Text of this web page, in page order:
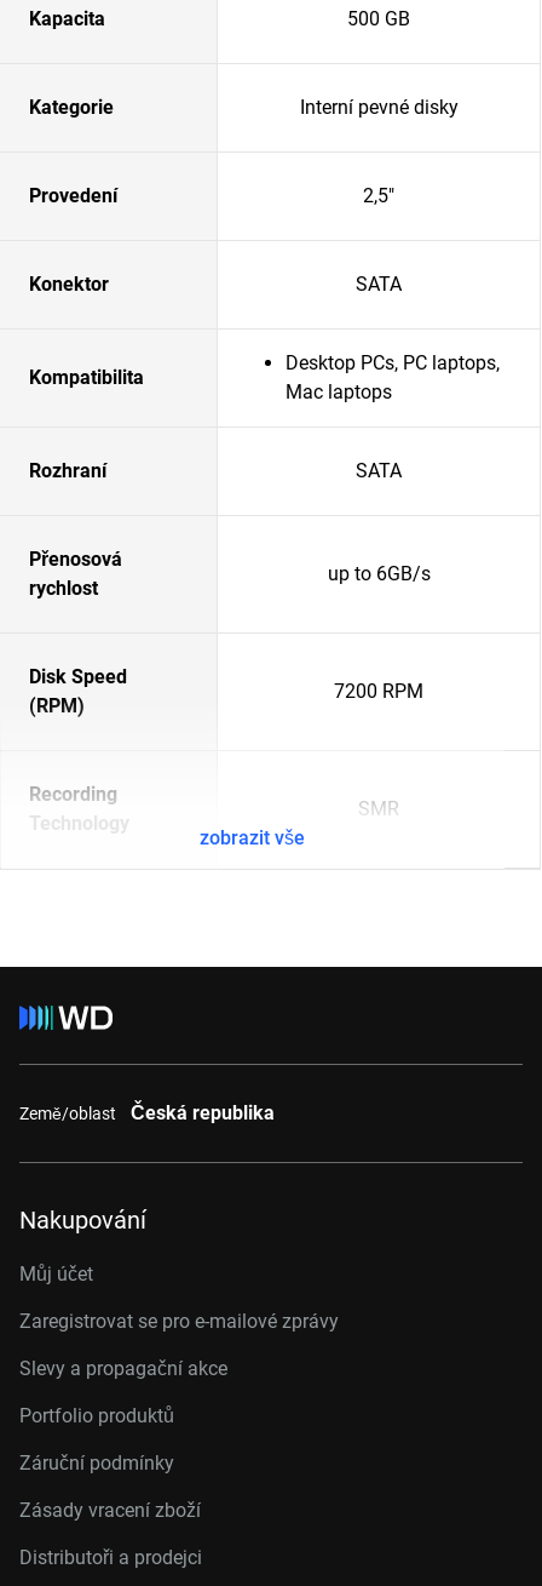
Kapacita 500 GB
Kategorie Interní pevné disky
Provedení 2,5"
Konektor SATA
Kompatibilita
Desktop PCs, PC laptops,
Mac laptops
Rozhraní SATA
Přenosová
rychlost
up to 6GB/s
Disk Speed
(RPM)
7200 RPM
Recording
Technology
SMR
zobrazit vše
Země/oblast Česká republika
Nakupování
Můj účet
Zaregistrovat se pro e-mailové zprávy
Slevy a propagační akce
Portfolio produktů
Záruční podmínky
Zásady vracení zboží
Distributoři a prodejci